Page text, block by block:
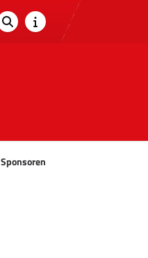
Sponsoren